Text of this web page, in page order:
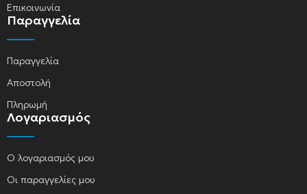
Επικοινωνία
Παραγγελία
Παραγγελία
Αποστολή
Πληρωμή
Λογαριασμός
Ο λογαριασμός μου
Οι παραγγελίες μου